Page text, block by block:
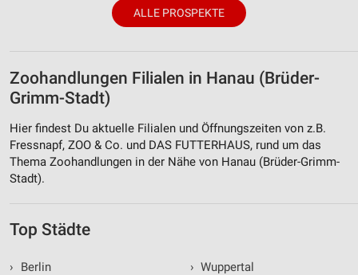
ALLE PROSPEKTE
Zoohandlungen Filialen in Hanau (Brüder-
Grimm-Stadt)
Hier findest Du aktuelle Filialen und Öffnungszeiten von z.B.
Fressnapf, ZOO & Co. und DAS FUTTERHAUS, rund um das
Thema Zoohandlungen in der Nähe von Hanau (Brüder-Grimm-
Stadt).
Top Städte
›
Berlin
› Wuppertal